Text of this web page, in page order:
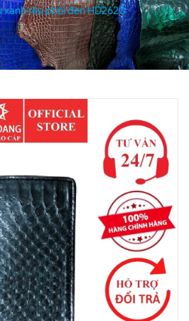
xanh rêu phối đen HD2620